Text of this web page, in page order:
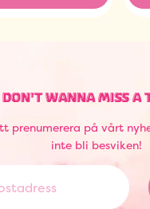
DON'T WANNA MISS A
prenumerera på vårt
inte bli besviken!